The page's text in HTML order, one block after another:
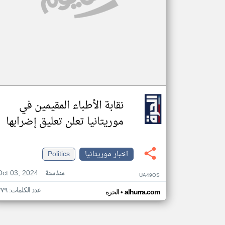
نقابة الأطباء المقيمين في
موريتانيا تعلن تعليق إضرابها
اخبار موريتانيا
Politics
03, 2024
منذ سنة UA49OS
الحرة• alhurra.com عدد الكلمات: ٣٧٩